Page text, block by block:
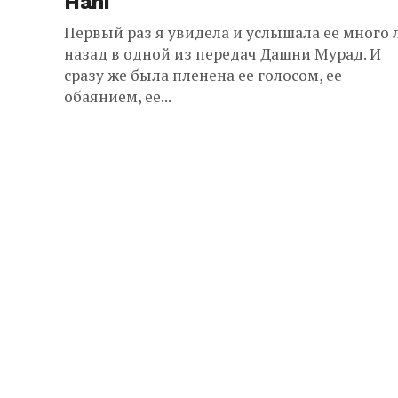
Первый раз я увидела и услышала ее много
назад в одной из передач Дашни Мурад. И
сразу же была пленена ее голосом, ее
обаянием, ее...